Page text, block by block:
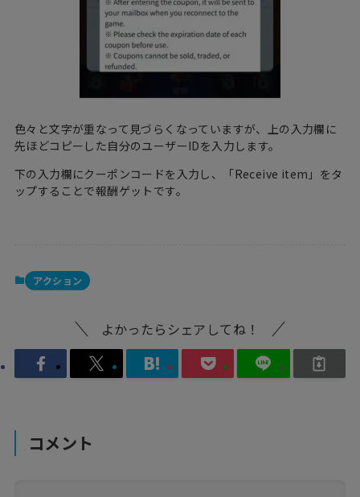
色々と文字が重なって見づらくなっていますが、上の入力欄に
先ほどコピーした自分のユーザーIDを入力します。
下の入力欄にクーポンコードを入力し、「Receive item」をタ
ップすることで報酬ゲットです。
アクション
よかったらシェアしてね！
コメント